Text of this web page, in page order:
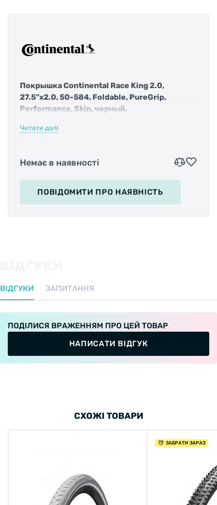
Покрышка Continental Race King 2.0,
27.5"x2.0, 50-584, Foldable, PureGrip,
Performance, Skin, черный.
чувствует себя как дома на трассе
чемпионата мира по кросс-кантри или
марафону. Низкое сопротивление качению,
Устанавливается бескамерно
Размер: 27.5"x2.0
Материал боковины: Skin foldable
Давление максимальное, АТМ: 3.8
Читати далі
Немає в наявності
ПОВІДОМИТИ ПРО НАЯВНІСТЬ
ВІДГУКИ ЗАПИТАННЯ
ПОДІЛИСЯ ВРАЖЕННЯМ ПРО ЦЕЙ ТОВАР
НАПИСАТИ ВІДГУК
СХОЖІ ТОВАРИ
ЗАБРАТИ ЗАРАЗ